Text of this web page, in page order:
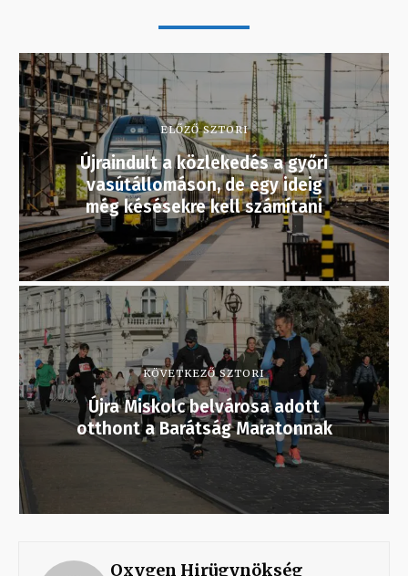
ELŐZŐ SZTORI
Újraindult a közlekedés a győri
vasútállomáson, de egy ideig
még késésekre kell számítani
KÖVETKEZŐ SZTORI
Újra Miskolc belvárosa adott
otthont a Barátság Maratonnak
Oxygen Hirügynökség